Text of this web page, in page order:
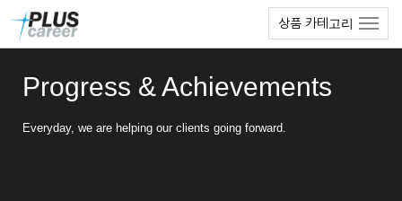
상품 카테고리
Progress & Achievements
Everyday, we are helping our clients going forward.